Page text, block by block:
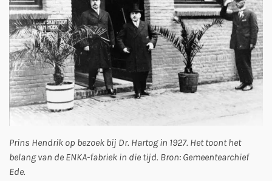
Prins Hendrik op bezoek bij Dr. Hartog in 1927. Het toont het
belang van de ENKA-fabriek in die tijd. Bron: Gemeentearchief
Ede.